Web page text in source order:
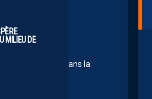
MILIEU DE
mal à rentrer dans la